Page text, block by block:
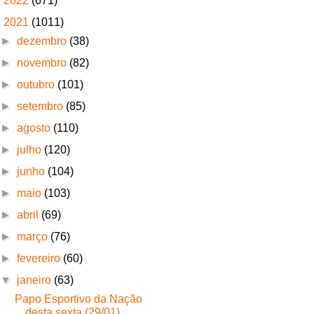
2021 (1011)
►dezembro (38)
► novembro (82)
►outubro (101)
►setembro (85)
►agosto (110)
► julho (120)
► junho (104)
► maio (103)
►abril (69)
► março (76)
►fevereiro (60)
▼ janeiro (63)
Papo Esportivo da Nação